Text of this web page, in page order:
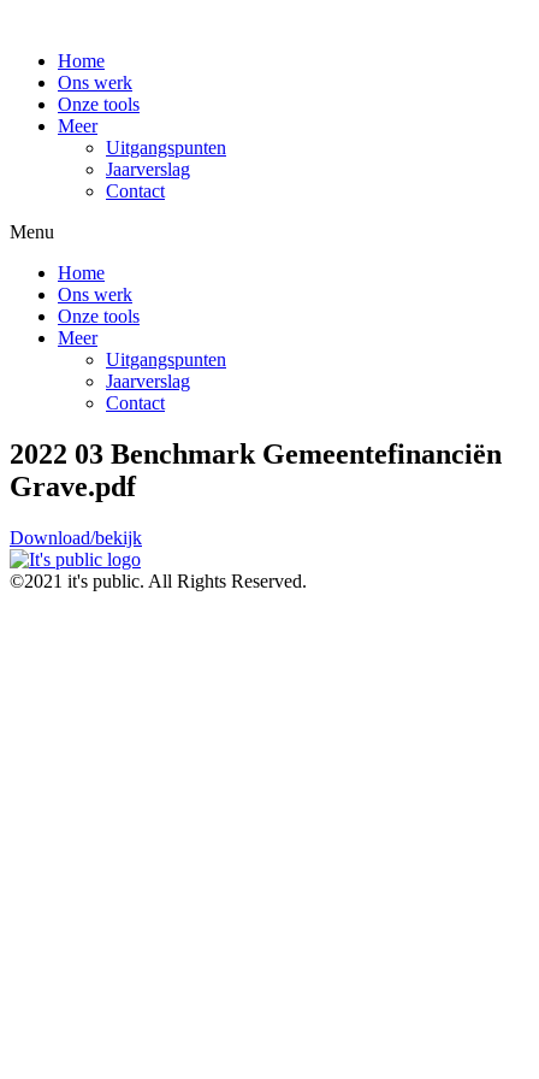
Home
Ons werk
Onze tools
Meer
Uitgangspunten
Jaarverslag
Contact
Menu
Home
Ons werk
Onze tools
Meer
Uitgangspunten
Jaarverslag
Contact
2022 03 Benchmark Gemeentefinanciën
Grave.pdf
Download/bekijk
©2021 it's public. All Rights Reserved.